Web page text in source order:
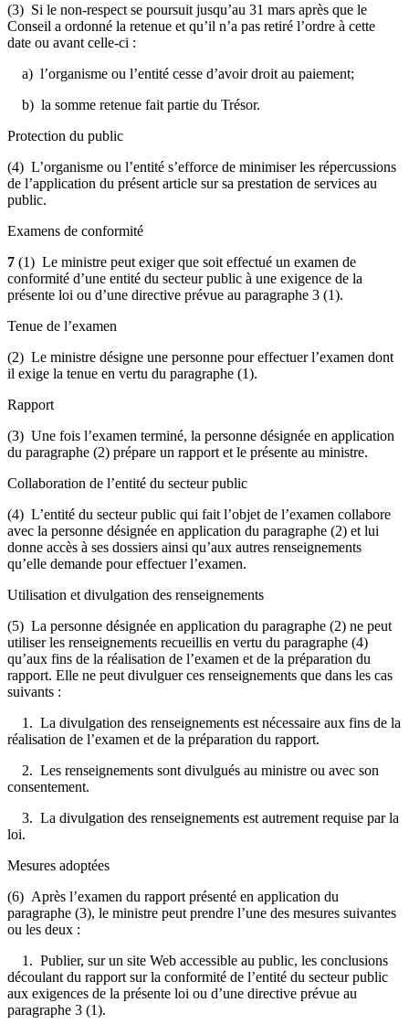
(3) Si le non-respect se poursuit jusqu’au 31 mars après que le
Conseil a ordonné la retenue et qu’il n’a pas retiré l’ordre à cette
date ou avant celle-ci :
a) l’organisme ou l’entité cesse d’avoir droit au paiement;
b) la somme retenue fait partie du Trésor.
Protection du public
(4) L’organisme ou l’entité s’efforce de minimiser les répercussions
de l’application du présent article sur sa prestation de services au
public.
Examens de conformité
7 (1) Le ministre peut exiger que soit effectué un examen de
conformité d’une entité du secteur public à une exigence de la
présente loi ou d’une directive prévue au paragraphe 3 (1).
Tenue de l’examen
(2) Le ministre désigne une personne pour effectuer l’examen dont
il exige la tenue en vertu du paragraphe (1).
Rapport
(3) Une fois l’examen terminé, la personne désignée en application
du paragraphe (2) prépare un rapport et le présente au ministre.
Collaboration de l’entité du secteur public
(4) L’entité du secteur public qui fait l’objet de l’examen collabore
avec la personne désignée en application du paragraphe (2) et lui
donne accès à ses dossiers ainsi qu’aux autres renseignements
qu’elle demande pour effectuer l’examen.
Utilisation et divulgation des renseignements
(5) La personne désignée en application du paragraphe (2) ne peut
utiliser les renseignements recueillis en vertu du paragraphe (4)
qu’aux fins de la réalisation de l’examen et de la préparation du
rapport. Elle ne peut divulguer ces renseignements que dans les cas
suivants :
1. La divulgation des renseignements est nécessaire aux fins de la
réalisation de l’examen et de la préparation du rapport.
2. Les renseignements sont divulgués au ministre ou avec son
consentement.
3. La divulgation des renseignements est autrement requise par la
loi.
Mesures adoptées
(6) Après l’examen du rapport présenté en application du
paragraphe (3), le ministre peut prendre l’une des mesures suivantes
ou les deux :
1. Publier, sur un site Web accessible au public, les conclusions
découlant du rapport sur la conformité de l’entité du secteur public
aux exigences de la présente loi ou d’une directive prévue au
paragraphe 3 (1).